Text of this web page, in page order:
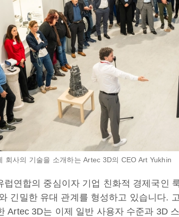
회사의 기술을 소개하는 Artec 3D의 CEO Art Yukhin
럽연합의 중심이자 기업 친화적 경제국인
긴밀한 유대 관계를 형성하고 있습니다.
Artec 3D는 이제 일반 사용자 수준과 3D